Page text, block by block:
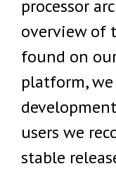
processor
overview of
found on
platform,
users we
stable